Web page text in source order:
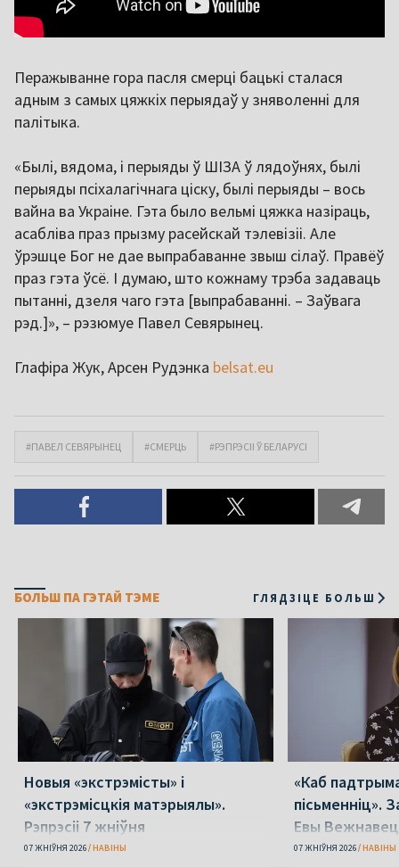
Перажыванне гора пасля смерці бацькі сталася
адным з самых цяжкіх перыядаў у зняволенні для
палітыка.
«Былі, вядома, і перыяды ў ШІЗА ў лядоўнях, былі
перыяды псіхалагічнага ціску, былі перыяды – вось
вайна ва Украіне. Гэта было вельмі цяжка назіраць,
асабліва праз прызму расейскай тэлевізіі. Але
ўрэшце Бог не дае выпрабаванне звыш сілаў. Правёў
праз гэта ўсё. І думаю, што кожнаму трэба задаваць
пытанні, дзеля чаго гэта [выпрабаванні. – Заўвага
рэд.]», – рэзюмуе Павел Севярынец.
Глафіра Жук, Арсен Рудэнка belsat.eu
#ПАВЕЛ СЕВЯРЫНЕЦ #СМЕРЦЬ #РЭПРЭСІІ Ў БЕЛАРУСІ
БОЛЬШ ПА ГЭТАЙ ТЭМЕ ГЛЯДЗІЦЕ БОЛЬШ
Новыя «экстрэмісты» і
«экстрэмісцкія матэрыялы».
Рэпрэсіі 7 жніўня
07 ЖНІЎНЯ 2026 НАВІНЫ
«Каб
пісьменніц».
Евы Вежнавец
07 ЖНІЎНЯ 2026 НАВІНЫ